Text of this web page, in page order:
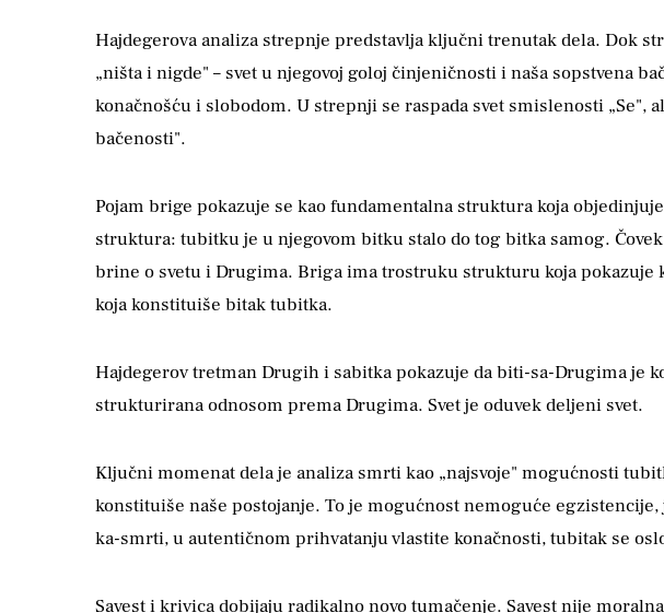
Hajdegerova analiza strepnje predstavlja ključni trenutak dela. Dok
„ništa i nigde" – svet u njegovoj goloj činjeničnosti i naša sopstvena
konačnošću i slobodom. U strepnji se raspada svet smislenosti
bačenosti".
Pojam brige pokazuje se kao fundamentalna struktura koja
struktura: tubitku je u njegovom bitku stalo do tog bitka samog.
brine o svetu i Drugima. Briga ima trostruku strukturu koja pokazuje
koja konstituiše bitak tubitka.
Hajdegerov tretman Drugih i sabitka pokazuje da biti-sa-Drugima je
strukturirana odnosom prema Drugima. Svet je oduvek deljeni svet.
Ključni momenat dela je analiza smrti kao „najsvoje" mogućnosti
konstituiše naše postojanje. To je mogućnost nemoguće
ka-smrti, u autentičnom prihvatanju vlastite konačnosti, tubitak se
Savest i krivica dobijaju radikalno novo tumačenje. Savest nije